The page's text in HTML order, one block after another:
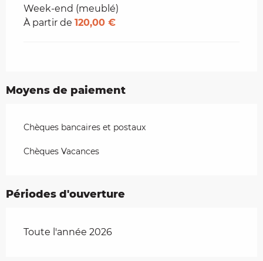
Week-end (meublé)
À partir de 120,00 €
Moyens de paiement
Chèques bancaires et postaux
Chèques Vacances
Périodes d'ouverture
Toute l'année 2026